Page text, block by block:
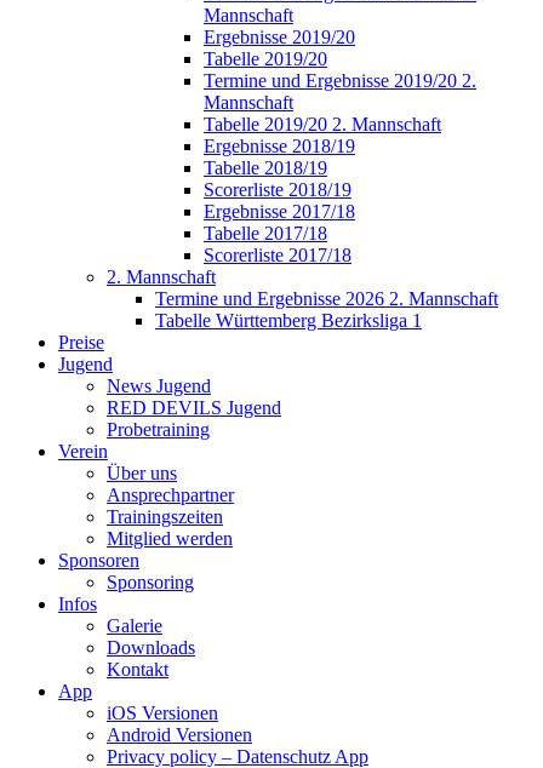
Mannschaft
Ergebnisse 2019/20
Tabelle 2019/20
Termine und Ergebnisse 2019/20 2.
Mannschaft
Tabelle 2019/20 2. Mannschaft
Ergebnisse 2018/19
Tabelle 2018/19
Scorerliste 2018/19
Ergebnisse 2017/18
Tabelle 2017/18
Scorerliste 2017/18
2. Mannschaft
Termine und Ergebnisse 2026 2. Mannschaft
Tabelle Württemberg Bezirksliga 1
Preise
Jugend
News Jugend
RED DEVILS Jugend
Probetraining
Verein
Über uns
Ansprechpartner
Trainingszeiten
Mitglied werden
Sponsoren
Sponsoring
Infos
Galerie
Downloads
Kontakt
App
iOS Versionen
Android Versionen
Privacy policy – Datenschutz App